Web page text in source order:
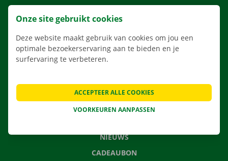
APP
VERHUISOPLOSSINGEN
CONTACTEER ONS
NIEUWS
CADEAUBON
Onze site gebruikt cookies
Deze website maakt gebruik van cookies om jou een
optimale bezoekerservaring aan te bieden en je
surfervaring te verbeteren.
VOORKEUREN AANPASSEN
ACCEPTEER ALLE COOKIES